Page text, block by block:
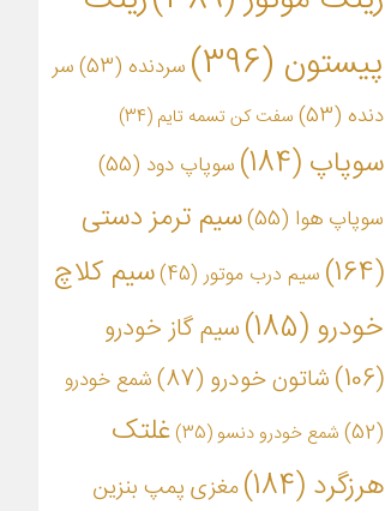
پیستون (396) سردنده (53)
سر
دنده (53) سفت کن تسمه تایم (34)
سوپاپ (184) سوپاپ دود (55)
سوپاپ هوا (55)
سیم ترمز دستی
(164)
سیم درب موتور(45)
سیم کلاچ
خودرو (185)
سیم گاز خودرو
(106)
شاتون خودرو (87)
شمع خودرو
(52)
شمع خودرو دنسو (35)
غلتک
هرزگرد (184)
مغزی پمپ بنزین